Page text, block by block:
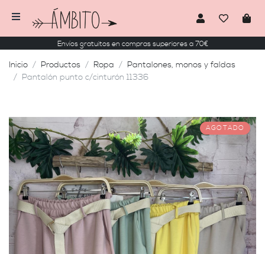
Envíos gratuitos en compras superiores a 70€
Inicio Productos Ropa
Pantalones, monos y faldas
Pantalón punto c/cinturón 11336
AGOTADO